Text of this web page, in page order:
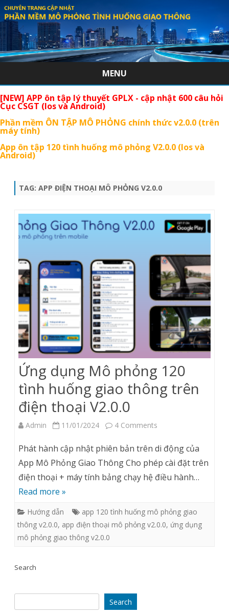
MENU
to
[NEW] APP ôn tập lý thuyết GPLX - cập nhật 600 câu hỏi
Cục CSGT (Ios và Android)
Phần mềm ÔN TẬP MÔ PHỎNG chính thức v2.0.0 (trên
máy tính)
App ôn tập 120 tình huống mô phỏng V2.0.0 (Ios và
Android)
TAG: APP ĐIỆN THOẠI MÔ PHỎNG V2.0.0
Ứng dụng Mô phỏng 120
tình huống giao thông trên
điện thoại V2.0.0
Admin 11/01/2024 4 Comments
Ứng
dụng
Mô
120
Phát hành cập nhật phiên bản trên di động của
App Mô Phỏng Giao Thông Cho phép cài đặt trên
điện thoại + máy tính bảng chạy hệ điều hành…
Read more »
Hướng dẫn
app 120 tình huống mô phỏng giao
thông v2.0.0, app điện thoại mô phỏng v2.0.0, ứng dụng
mô phỏng giao thông v2.0.0
Search
Search